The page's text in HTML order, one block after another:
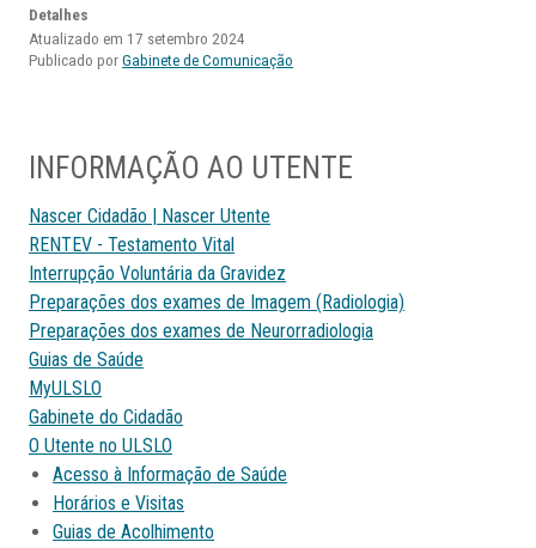
Detalhes
Atualizado em 17 setembro 2024
Publicado porGabinete de Comunicação
INFORMAÇÃO AO UTENTE
Nascer Cidadão | Nascer Utente
RENTEV - Testamento Vital
Interrupção Voluntária da Gravidez
Preparações dos exames de Imagem (Radiologia)
Preparações dos exames de Neurorradiologia
Guias de Saúde
MyULSLO
Gabinete do Cidadão
O Utente no ULSLO
Acesso à Informação de Saúde
Horários e Visitas
Guias de Acolhimento